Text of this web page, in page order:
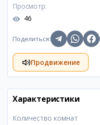
Просмотр:
46
Поделиться:
Продвижение
Характеристики
Количество комнат